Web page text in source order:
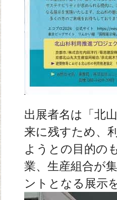
出展者名は「北
来に残すため、
ようとの目的の
業、生産組合が
ントとなる展示